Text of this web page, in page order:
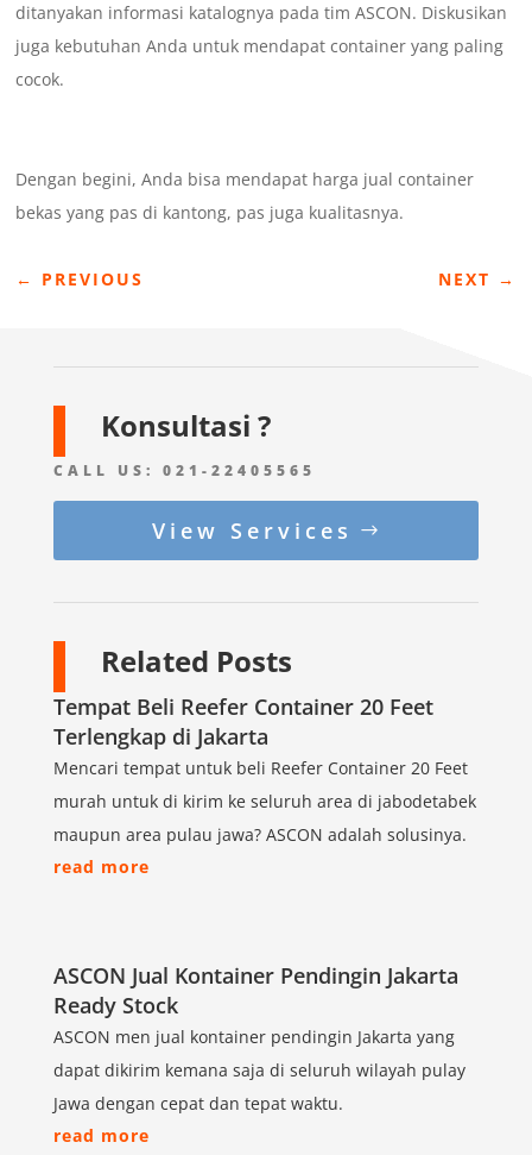
ditanyakan informasi katalognya pada tim ASCON. Diskusikan
juga kebutuhan Anda untuk mendapat container yang paling
cocok.
Dengan begini, Anda bisa mendapat harga jual container
bekas yang pas di kantong, pas juga kualitasnya.
← PREVIOUS NEXT →
Konsultasi ?
CALL US: 021-22405565
View Services
Related Posts
Tempat Beli Reefer Container 20 Feet
Terlengkap di Jakarta
Mencari tempat untuk beli Reefer Container 20 Feet
murah untuk di kirim ke seluruh area di jabodetabek
maupun area pulau jawa? ASCON adalah solusinya.
read more
ASCON Jual Kontainer Pendingin Jakarta
Ready Stock
ASCON men jual kontainer pendingin Jakarta yang
dapat dikirim kemana saja di seluruh wilayah pulay
Jawa dengan cepat dan tepat waktu.
read more